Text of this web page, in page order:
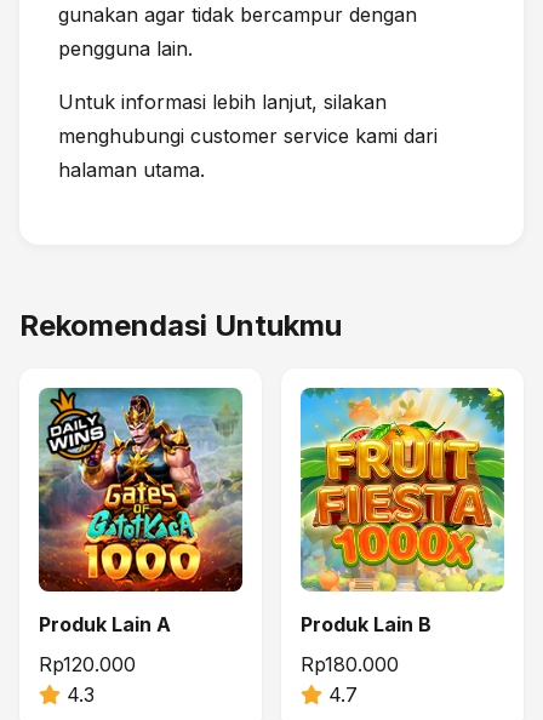
gunakan agar tidak bercampur dengan
pengguna lain.
Untuk informasi lebih lanjut, silakan
menghubungi customer service kami dari
halaman utama.
Rekomendasi Untukmu
Produk Lain A
Rp120.000
4.3
Produk Lain B
Rp180.000
4.7